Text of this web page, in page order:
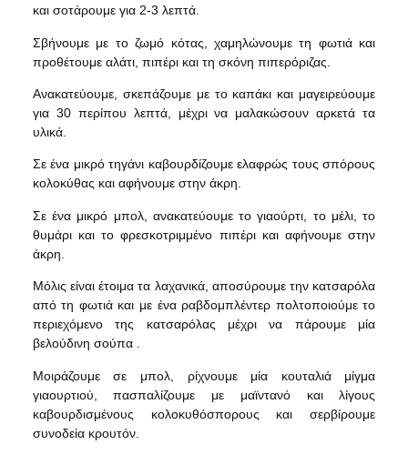
και σοτάρουμε για 2-3 λεπτά.
Σβήνουμε με το ζωμό κότας, χαμηλώνουμε τη φωτιά και
προθέτουμε αλάτι, πιπέρι και τη σκόνη πιπερόριζας.
Ανακατεύουμε, σκεπάζουμε με το καπάκι και μαγειρεύουμε
για 30 περίπου λεπτά, μέχρι να μαλακώσουν αρκετά τα
υλικά.
Σε ένα μικρό τηγάνι καβουρδίζουμε ελαφρώς τους σπόρους
κολοκύθας και αφήνουμε στην άκρη.
Σε ένα μικρό μπολ, ανακατεύουμε το γιαούρτι, το μέλι, το
θυμάρι και το φρεσκοτριμμένο πιπέρι και αφήνουμε στην
άκρη.
Μόλις είναι έτοιμα τα λαχανικά, αποσύρουμε την κατσαρόλα
από τη φωτιά και με ένα ραβδομπλέντερ πολτοποιούμε το
περιεχόμενο της κατσαρόλας μέχρι να πάρουμε μία
βελούδινη σούπα .
Μοιράζουμε σε μπολ, ρίχνουμε μία κουταλιά μίγμα
γιαουρτιού, πασπαλίζουμε με μαϊντανό και λίγους
καβουρδισμένους κολοκυθόσπορους και σερβίρουμε
συνοδεία κρουτόν.